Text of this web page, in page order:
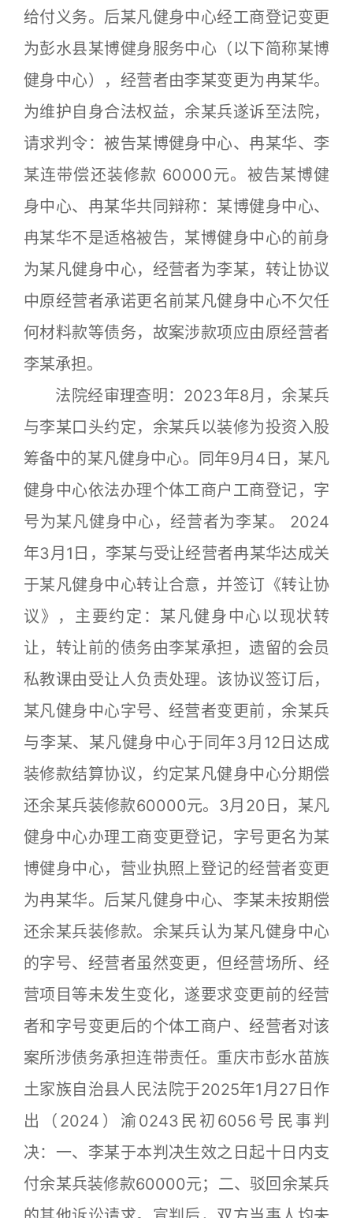
给付义务。后某凡健身中心经工商登记变更
为彭水县某博健身服务中心（以下简称某博
健身中心），经营者由李某变更为冉某华。
为维护自身合法权益，余某兵遂诉至法院，
请求判令：被告某博健身中心、冉某华、李
某连带偿还装修款 60000元。被告某博健
身中心、冉某华共同辩称：某博健身中心、
冉某华不是适格被告，某博健身中心的前身
为某凡健身中心，经营者为李某，转让协议
中原经营者承诺更名前某凡健身中心不欠任
何材料款等债务，故案涉款项应由原经营者
李某承担。
法院经审理查明：2023年8月，余某兵
与李某口头约定，余某兵以装修为投资入股
筹备中的某凡健身中心。同年9月4日，某凡
健身中心依法办理个体工商户工商登记，字
号为某凡健身中心，经营者为李某。 2024
年3月1日，李某与受让经营者冉某华达成关
于某凡健身中心转让合意，并签订《转让协
议》，主要约定：某凡健身中心以现状转
让，转让前的债务由李某承担，遗留的会员
私教课由受让人负责处理。该协议签订后，
某凡健身中心字号、经营者变更前，余某兵
与李某、某凡健身中心于同年3月12日达成
装修款结算协议，约定某凡健身中心分期偿
还余某兵装修款60000元。3月20日，某凡
健身中心办理工商变更登记，字号更名为某
博健身中心，营业执照上登记的经营者变更
为冉某华。后某凡健身中心、李某未按期偿
还余某兵装修款。余某兵认为某凡健身中心
的字号、经营者虽然变更，但经营场所、经
营项目等未发生变化，遂要求变更前的经营
者和字号变更后的个体工商户、经营者对该
案所涉债务承担连带责任。重庆市彭水苗族
土家族自治县人民法院于2025年1月27日作
出（2024）渝0243民初6056号民事判
决：一、李某于本判决生效之日起十日内支
付余某兵装修款60000元；二、驳回余某兵